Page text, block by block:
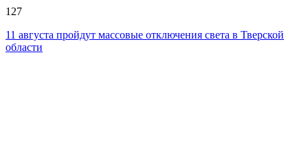
127
11 августа пройдут массовые отключения света в Тверской
области